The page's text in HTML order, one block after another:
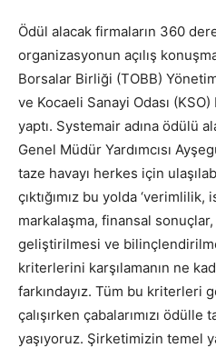
Ödül alacak firmaların 360
organizasyonun açılış
Borsalar Birliği (TOBB)
ve Kocaeli Sanayi Odası
yaptı. Systemair adına ödülü
Genel Müdür Yardımcısı
taze havayı herkes için
çıktığımız bu yolda
markalaşma, finansal sonuçlar,
geliştirilmesi ve
kriterlerini karşılamanın ne
farkındayız. Tüm bu kriterleri
çalışırken çabalarımızı
yaşıyoruz. Şirketimizin temel